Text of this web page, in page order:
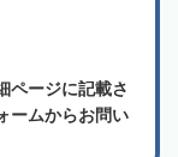
ページに記載さ
ームからお問い